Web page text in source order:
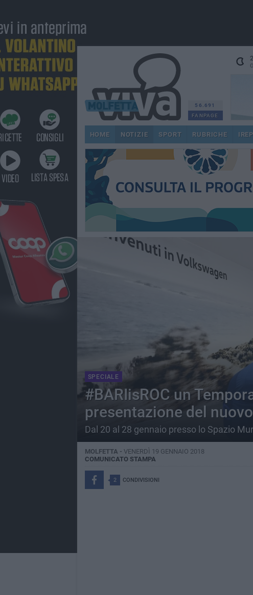
56.691
FANPAGE
HOME NOTIZIE SPORT RUBRICHE
SPECIALE
#BARIisROC un
presentazione del
Dal 20 al 28 gennaio presso lo Spazio
MOLFETTA - VENERDÌ 19 GENNAIO 2018
COMUNICATO STAMPA
2 CONDIVISIONI